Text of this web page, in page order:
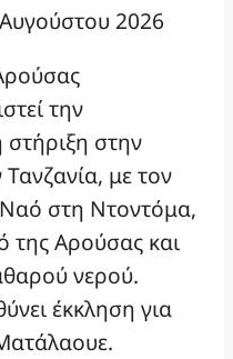
2026
την
στην
με τον
στη Ντοντόμα,
της Αρούσας και
νερού.
έκκληση για